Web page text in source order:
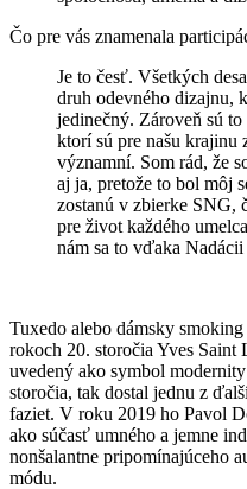
Čo pre vás znamenala
Je to česť. Všetkých
druh odevného dizajnu,
jedinečný. Zároveň sú
ktorí sú pre našu krajinu
významní. Som rád, že
aj ja, pretože to bol môj
zostanú v zbierke SNG,
pre život každého
nám sa to vďaka
Tuxedo alebo dámsky
rokoch 20. storočia Yves Saint
uvedený ako symbol
storočia, tak dostal jednu z
faziet. V roku 2019 ho Pavol
ako súčasť umného a jemne
nonšalantne pripomínajúceho
módu.